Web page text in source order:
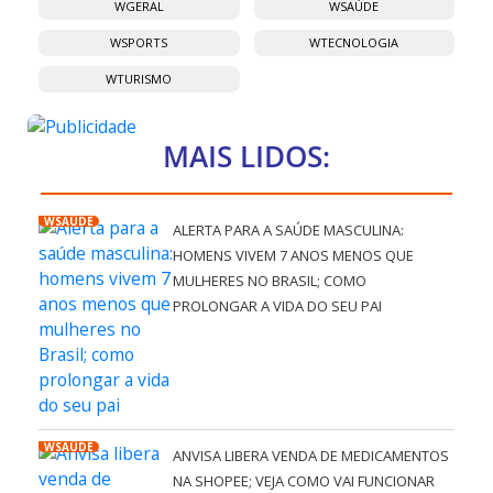
WGERAL WSAÚDE
WSPORTS WTECNOLOGIA
WTURISMO
MAIS LIDOS:
WSAÚDE
ALERTA PARA A SAÚDE MASCULINA:
HOMENS VIVEM 7 ANOS MENOS QUE
MULHERES NO BRASIL; COMO
PROLONGAR A VIDA DO SEU PAI
WSAÚDE
ANVISA LIBERA VENDA DE MEDICAMENTOS
NA SHOPEE; VEJA COMO VAI FUNCIONAR